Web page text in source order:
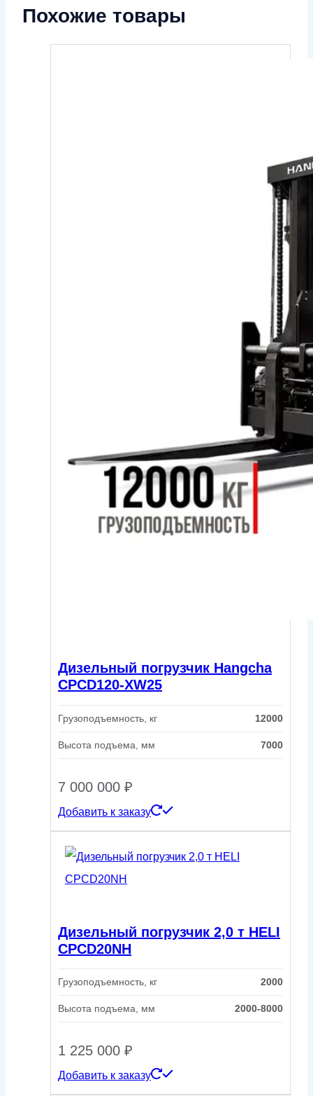
Похожие товары
Дизельный погрузчик Hangcha
CPCD120-XW25
Грузоподъемность, кг 12000
Высота подъема, мм 7000
7 000 000 ₽
Добавить к заказу
Дизельный погрузчик 2,0 т HELI
CPCD20NH
Грузоподъемность, кг 2000
Высота подъема, мм 2000-8000
1 225 000 ₽
Добавить к заказу